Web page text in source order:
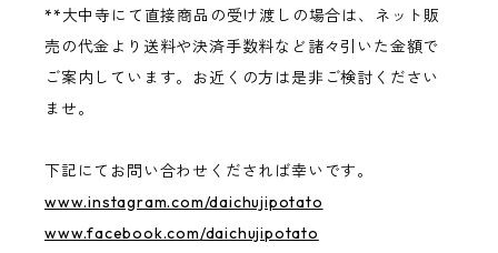
**大中寺にて直接商品の受け渡しの場合は、ネット販
売の代金より送料や決済手数料など諸々引いた金額で
ご案内しています。お近くの方は是非ご検討ください
ませ。
下記にてお問い合わせくだされば幸いです。
www.instagram.com/daichujipotato
www.facebook.com/daichujipotato